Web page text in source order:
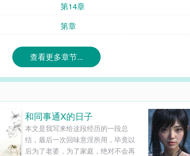
第14章
第章
查看更多章节...
和同事通X的日子
本文是我写来给这段经历的一段总
结，最后一次回味意淫所用，毕竟以
后为了老婆，为了家庭，绝对不会再